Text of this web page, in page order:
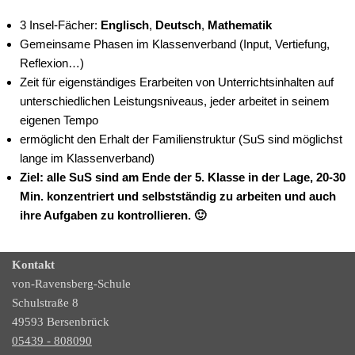
3 Insel-Fächer: Englisch, Deutsch, Mathematik
Gemeinsame Phasen im Klassenverband (Input, Vertiefung,
Reflexion…)
Zeit für eigenständiges Erarbeiten von Unterrichtsinhalten auf
unterschiedlichen Leistungsniveaus, jeder arbeitet in seinem
eigenen Tempo
ermöglicht den Erhalt der Familienstruktur (SuS sind möglichst
lange im Klassenverband)
Ziel: alle SuS sind am Ende der 5. Klasse in der Lage, 20-30
Min. konzentriert und selbstständig zu arbeiten und auch
ihre Aufgaben zu kontrollieren. 🙂
Kontakt
von-Ravensberg-Schule
Schulstraße 8
49593 Bersenbrück
05439 - 808090